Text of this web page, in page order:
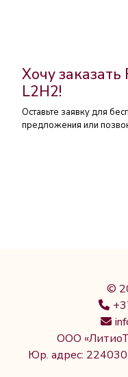
Хочу
L2H2!
Оставьте заявку для
предложения или
©
ООО
Юр. адрес: 224030,